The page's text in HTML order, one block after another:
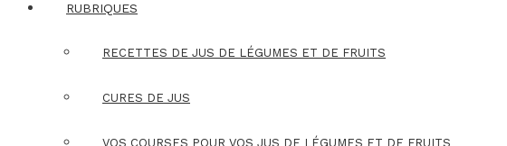
RUBRIQUES
RECETTES DE JUS DE LÉGUMES ET DE FRUITS
CURES DE JUS
VOS COURSES POUR VOS JUS DE LÉGUMES ET DE FRUITS